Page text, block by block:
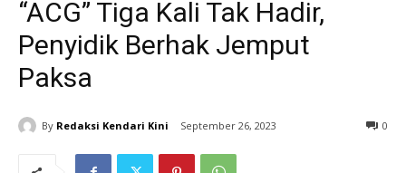
“ACG” Tiga Kali Tak Hadir,
Penyidik Berhak Jemput
Paksa
By Redaksi Kendari Kini September 26, 2023 0